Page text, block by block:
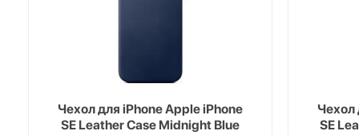
Чехол для iPhone Apple iPhone
SE Leather Case Midnight Blue
Чехол
SE